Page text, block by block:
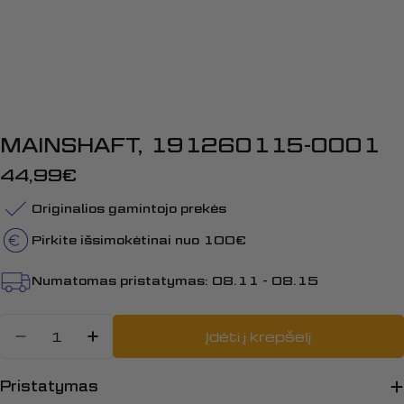
MAINSHAFT, 191260115-0001
Įprasta
kaina
44,99€
Originalios gamintojo prekės
Pirkite išsimokėtinai nuo 100€
Numatomas pristatymas: 08.11 - 08.15
Sumažinti kiekį: MAINSHAFT,
Padidinti MAINSHAFT,
Įdėti į krepšelį
Pristatymas